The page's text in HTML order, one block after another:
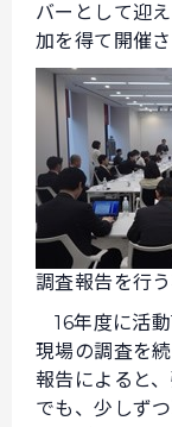
バーとして迎
加を得て開催さ
調査報告を行
16年度に活
現場の調査を
報告によると
でも、少しず